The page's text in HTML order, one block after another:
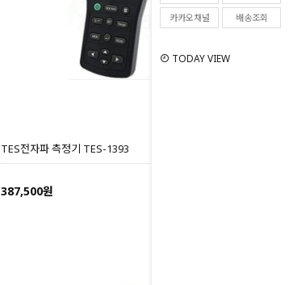
카카오채널
배송조회
TODAY VIEW
TES전자파 측정기 TES-1393
387,500원